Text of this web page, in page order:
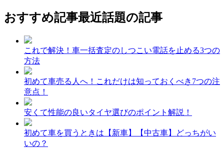
おすすめ記事最近話題の記事
これで解決！車一括査定のしつこい電話を止める3つの
方法
初めて車売る人へ！これだけは知っておくべき7つの注
意点！
安くて性能の良いタイヤ選びのポイント解説！
初めて車を買うときは【新車】【中古車】どっちがい
いの？